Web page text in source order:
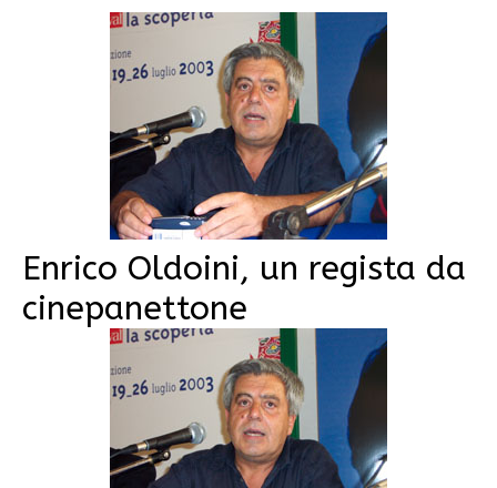
Enrico Oldoini, un regista da
cinepanettone